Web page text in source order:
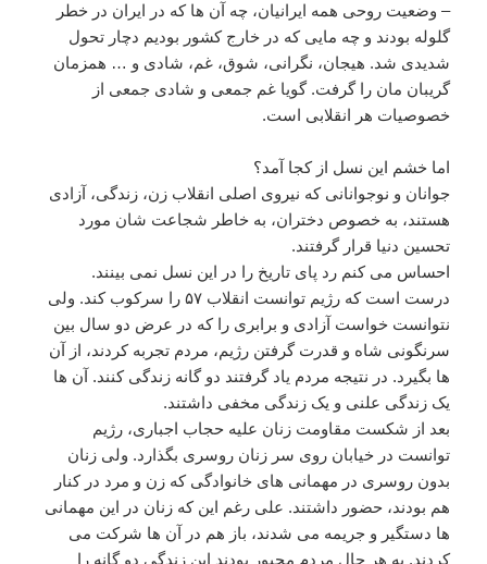
– وضعیت روحی همه ایرانیان، چه آن ها که در ایران در خطر
گلوله بودند و چه مایی که در خارج کشور بودیم دچار تحول
شدیدی شد. هیجان، نگرانی، شوق، غم، شادی و … همزمان
گریبان مان را گرفت. گویا غم جمعی و شادی جمعی از
خصوصیات هر انقلابی است.
اما خشم این نسل از کجا آمد؟‌
جوانان و نوجوانانی که نیروی اصلی انقلاب زن، زندگی، آزادی
هستند، به خصوص دختران، به خاطر شجاعت شان مورد
تحسین دنیا قرار گرفتند.
احساس می کنم رد پای تاریخ را در این نسل نمی بینند.
درست است که رژیم توانست انقلاب ۵۷ را سرکوب کند. ولی
نتوانست خواست آزادی و برابری را که در عرض دو سال بین
سرنگونی شاه و قدرت گرفتن رژیم، مردم تجربه کردند، از آن
ها بگیرد. در نتیجه مردم یاد گرفتند دو گانه زندگی کنند. آن ها
یک زندگی علنی و یک زندگی مخفی داشتند.
بعد از شکست مقاومت زنان علیه حجاب اجباری، رژیم
توانست در خیابان روی سر زنان روسری بگذارد. ولی زنان
بدون روسری در مهمانی های خانوادگی که زن و مرد در کنار
هم بودند، حضور داشتند. علی رغم این که زنان در این مهمانی
ها دستگیر و جریمه می شدند، باز هم در آن ها شرکت می
کردند. به هر حال مردم مجبور بودند این زندگی دو گانه را